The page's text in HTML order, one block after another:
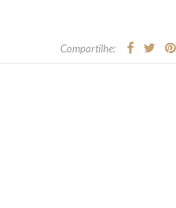
Compartilhe: